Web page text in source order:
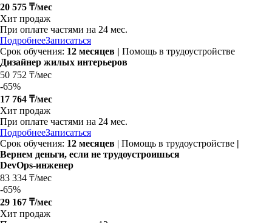
20 575 ₸/мес
Хит продаж
При оплате частями на 24 мес.
ПодробнееЗаписаться
Срок обучения: 12 месяцев | Помощь в трудоустройстве
Дизайнер жилых интерьеров
50 752 ₸/мес
-65%
17 764 ₸/мес
Хит продаж
При оплате частями на 24 мес.
ПодробнееЗаписаться
Срок обучения: 12 месяцев | Помощь в трудоустройстве |
Вернем деньги, если не трудоустроишься
DevOps-инженер
83 334 ₸/мес
-65%
29 167 ₸/мес
Хит продаж